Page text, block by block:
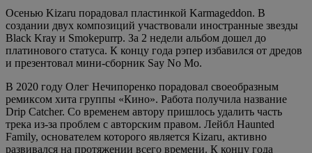
Осенью Kizaru порадовал пластинкой Karmageddon. В
создании двух композиций участвовали иностранные звезды
Black Kray и Smokepurrp. За 2 недели альбом дошел до
платинового статуса. К концу года рэпер избавился от дредов
и презентовал мини-сборник Say No Mo.
В 2020 году Олег Нечипоренко порадовал своеобразным
ремиксом хита группы «Кино». Работа получила название
Drip Catcher. Со временем автору пришлось удалить часть
трека из-за проблем с авторским правом. Лейбл Haunted
Family, основателем которого является Kizaru, активно
развивался на протяжении всего времени. К концу года